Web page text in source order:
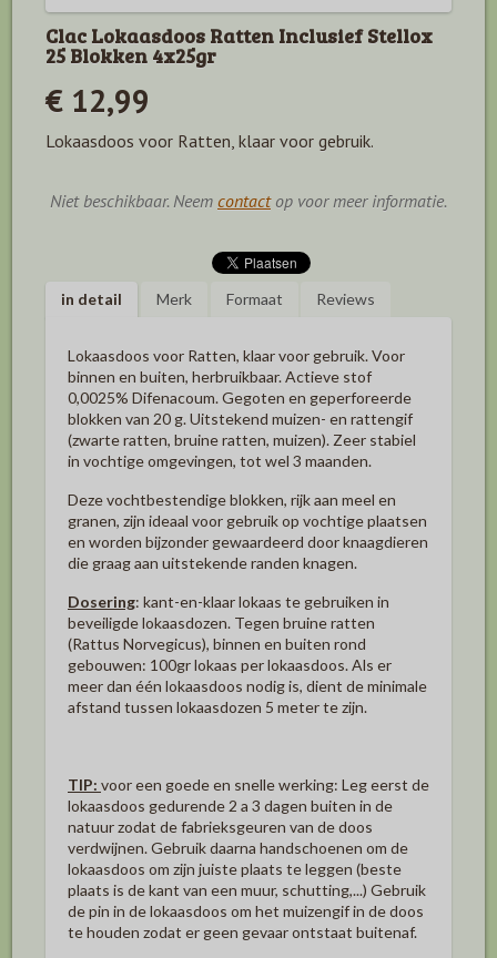
Clac Lokaasdoos Ratten Inclusief Stellox
25 Blokken 4x25gr
€ 12,99
Lokaasdoos voor Ratten, klaar voor gebruik.
Niet beschikbaar. Neem contactop voor meer informatie.
in detail Merk Formaat Reviews
Lokaasdoos voor Ratten, klaar voor gebruik. Voor
binnen en buiten, herbruikbaar. Actieve stof
0,0025% Difenacoum. Gegoten en geperforeerde
blokken van 20 g. Uitstekend muizen- en rattengif
(zwarte ratten, bruine ratten, muizen). Zeer stabiel
in vochtige omgevingen, tot wel 3 maanden.
Deze vochtbestendige blokken, rijk aan meel en
granen, zijn ideaal voor gebruik op vochtige plaatsen
en worden bijzonder gewaardeerd door knaagdieren
die graag aan uitstekende randen knagen.
Dosering: kant-en-klaar lokaas te gebruiken in
beveiligde lokaasdozen. Tegen bruine ratten
(Rattus Norvegicus), binnen en buiten rond
gebouwen: 100gr lokaas per lokaasdoos. Als er
meer dan één lokaasdoos nodig is, dient de minimale
afstand tussen lokaasdozen 5 meter te zijn.
TIP: voor een goede en snelle werking: Leg eerst de
lokaasdoos gedurende 2 a 3 dagen buiten in de
natuur zodat de fabrieksgeuren van de doos
verdwijnen. Gebruik daarna handschoenen om de
lokaasdoos om zijn juiste plaats te leggen (beste
plaats is de kant van een muur, schutting,...) Gebruik
de pin in de lokaasdoos om het muizengif in de doos
te houden zodat er geen gevaar ontstaat buitenaf.